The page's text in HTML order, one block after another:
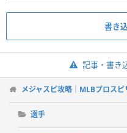
書き
記事・書き
メジャスピ攻略｜MLBプロスピ
選手